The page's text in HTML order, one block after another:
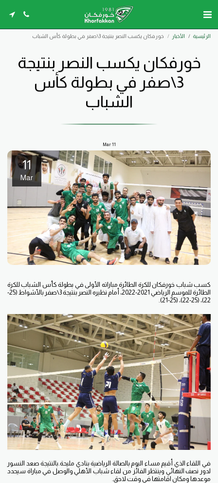
الرئيسية الأخبار خورفكان يكسب النصر بنتيجة 3\صفر في بطولة كأس الشباب
خورفكان يكسب النصر بنتيجة
3\صفر في بطولة كأس
الشباب
11
Mar
11
Mar
كسب شباب خورفكان للكرة الطائرة مباراته الأولى في بطولة كأس الشباب للكرة
الطائرة للموسم الرياضي 2021-2022، أمام نظيره النصر بنتيجة 3\صفر بالأشواط (25-
22)، (25-22)، (25-21).
في اللقاء الذي أقيم مساء اليوم بالصالة الرياضية بنادي مليحة.بالنتيجة صعد النسور
لدور نصف النهائي وينتظر الفائز من لقاء شباب الأهلي والوصل في مباراة سيحدد
موعدها ومكان اقامتها في وقت لاحق.